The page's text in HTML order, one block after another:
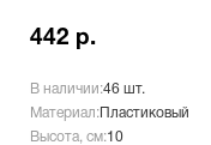
442 р.
В наличии:46 шт.
Материал: Пластиковый
Высота, см:10